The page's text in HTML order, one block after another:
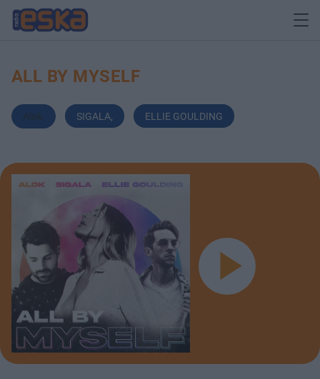
ALL BY MYSELF
Alok SIGALA, ELLIE GOULDING